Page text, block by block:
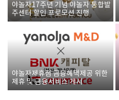
야놀자17주년 기념 야놀자 통합발
주센터 할인 프로모션 진행
야놀자제휴점 금융혜택제공 위한
제휴 및 금융서비스 게시